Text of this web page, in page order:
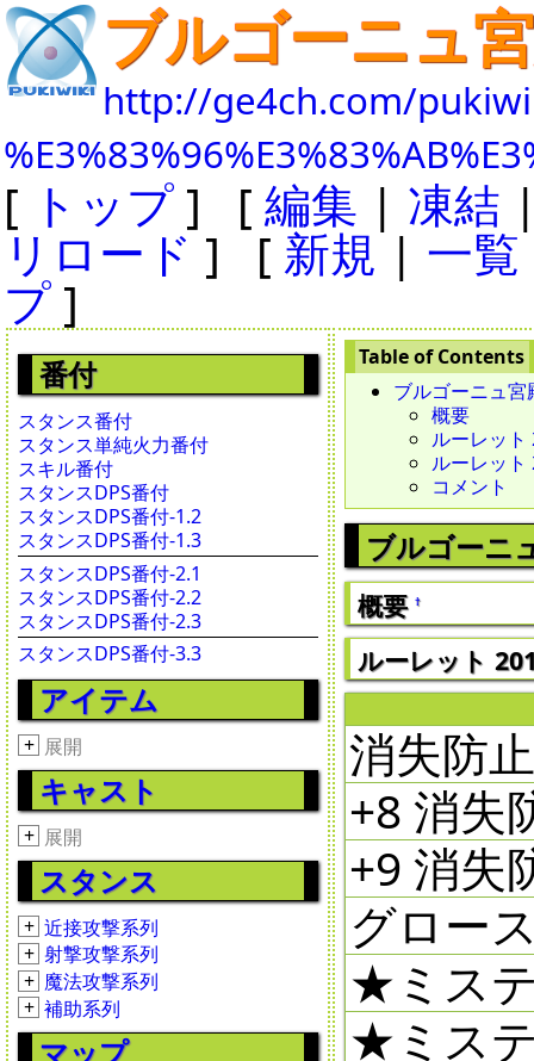
ブルゴーニュ
http://ge4ch.com/
[ トップ ] [編集 | 凍結
リロード ] [ 新規| 一覧
プ ]
番付
スタンス番付
スタンス単純火力番付
スキル番付
スタンスDPS番付
スタンスDPS番付-1.2
スタンスDPS番付-1.3
スタンスDPS番付-2.1
スタンスDPS番付-2.2
スタンスDPS番付-2.3
スタンスDPS番付-3.3
アイテム
+ 展開
キャスト
+ 展開
スタンス
+ 近接攻撃系列
+ 射撃攻撃系列
+ 魔法攻撃系列
+ 補助系列
マップ
ブルゴーニュ宮
概要
ルーレット
ルーレット
コメント
ブルゴーニ
概要 †
ルーレット
消失防
+8 消失
+9 消失
グロー
★ミス
★ミス